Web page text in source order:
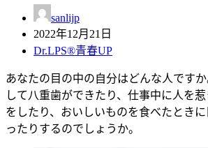
sanlijp
2022年12月21日
Dr.LPS®青春UP
あなたの目の中の自分はどんな人です
して八重歯ができたり、仕事中に人を
をしたり、おいしいものを食べたとき
ったりするのでしょうか。